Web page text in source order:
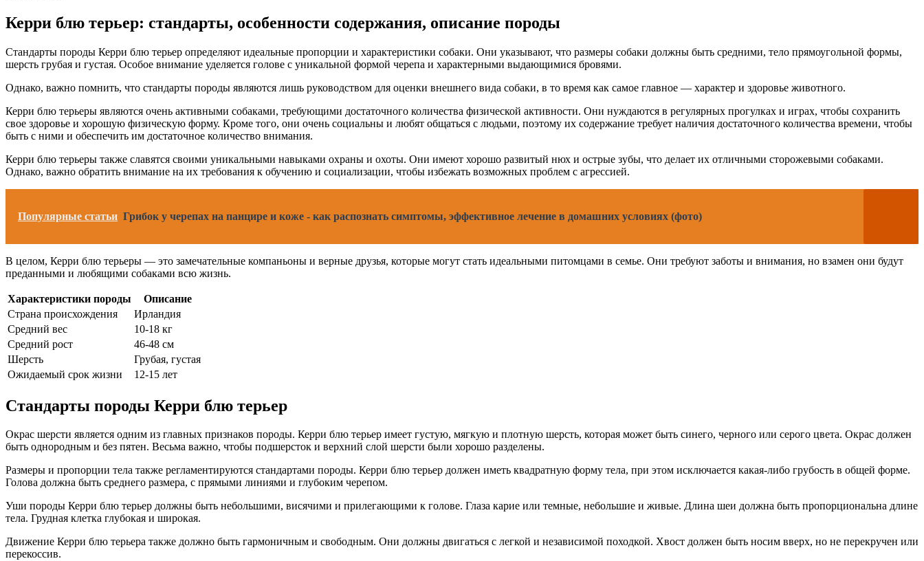
Керри блю терьер: стандарты, особенности содержания, описание породы
Стандарты породы Керри блю терьер определяют идеальные пропорции и характеристики собаки. Они указывают, что размеры собаки должны быть средними, тело прямоугольной формы,
шерсть грубая и густая. Особое внимание уделяется голове с уникальной формой черепа и характерными выдающимися бровями.
Однако, важно помнить, что стандарты породы являются лишь руководством для оценки внешнего вида собаки, в то время как самое главное — характер и здоровье животного.
Керри блю терьеры являются очень активными собаками, требующими достаточного количества физической активности. Они нуждаются в регулярных прогулках и играх, чтобы сохранить
свое здоровье и хорошую физическую форму. Кроме того, они очень социальны и любят общаться с людьми, поэтому их содержание требует наличия достаточного количества времени, чтобы
быть с ними и обеспечить им достаточное количество внимания.
Керри блю терьеры также славятся своими уникальными навыками охраны и охоты. Они имеют хорошо развитый нюх и острые зубы, что делает их отличными сторожевыми собаками.
Однако, важно обратить внимание на их требования к обучению и социализации, чтобы избежать возможных проблем с агрессией.
Популярные статьи Грибок у черепах на панцире и коже - как распознать симптомы, эффективное лечение в домашних условиях (фото)
В целом, Керри блю терьеры — это замечательные компаньоны и верные друзья, которые могут стать идеальными питомцами в семье. Они требуют заботы и внимания, но взамен они будут
преданными и любящими собаками всю жизнь.
Характеристики породы
Описание
Страна происхождения
Ирландия
Средний вес
10-18 кг
Средний рост
46-48 см
Шерсть
Грубая, густая
Ожидаемый срок жизни
12-15 лет
Стандарты породы Керри блю терьер
Окрас шерсти является одним из главных признаков породы. Керри блю терьер имеет густую, мягкую и плотную шерсть, которая может быть синего, черного или серого цвета. Окрас должен
быть однородным и без пятен. Весьма важно, чтобы подшерсток и верхний слой шерсти были хорошо разделены.
Размеры и пропорции тела также регламентируются стандартами породы. Керри блю терьер должен иметь квадратную форму тела, при этом исключается какая-либо грубость в общей форме.
Голова должна быть среднего размера, с прямыми линиями и глубоким черепом.
Уши породы Керри блю терьер должны быть небольшими, висячими и прилегающими к голове. Глаза карие или темные, небольшие и живые. Длина шеи должна быть пропорциональна длине
тела. Грудная клетка глубокая и широкая.
Движение Керри блю терьера также должно быть гармоничным и свободным. Они должны двигаться с легкой и независимой походкой. Хвост должен быть носим вверх, но не перекручен или
перекоссив.